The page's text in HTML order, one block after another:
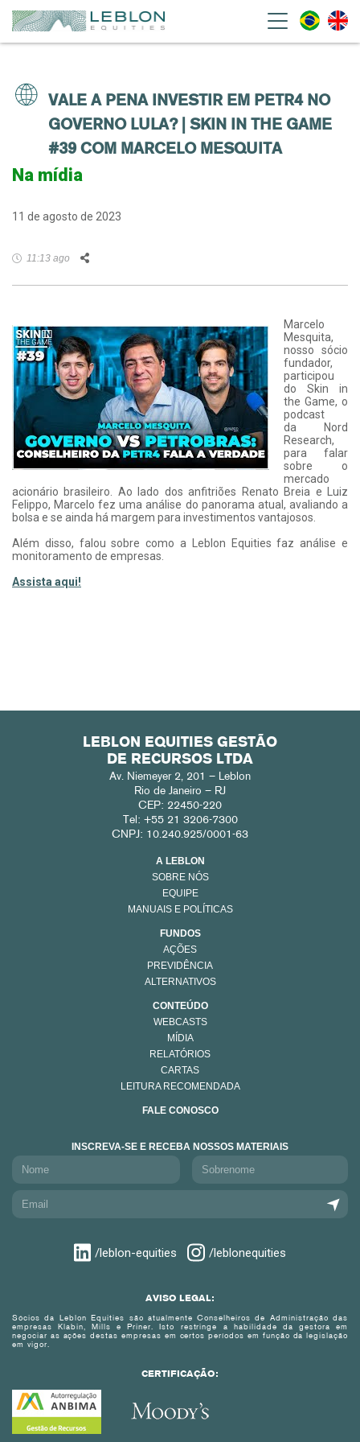
VALE A PENA INVESTIR EM PETR4 NO
GOVERNO LULA? | SKIN IN THE GAME
#39 COM MARCELO MESQUITA
Na mídia
11 de agosto de 2023
11:13 ago
Marcelo
Mesquita,
nosso sócio
fundador,
participou
do Skin in
the Game, o
podcast
da Nord
Research,
para falar
sobre o
mercado
acionário brasileiro. Ao lado dos anfitriões Renato Breia e Luiz
Felippo, Marcelo fez uma análise do panorama atual, avaliando a
bolsa e se ainda há margem para investimentos vantajosos.
Além disso, falou sobre como a Leblon Equities faz análise e
monitoramento de empresas.
Assista aqui!
LEBLON EQUITIES GESTÃO
DE RECURSOS LTDA
Av. Niemeyer 2, 201 – Leblon
Rio de Janeiro – RJ
CEP: 22450-220
Tel: +55 21 3206-7300
CNPJ: 10.240.925/0001-63
A LEBLON
SOBRE NÓS
EQUIPE
MANUAIS E POLÍTICAS
FUNDOS
AÇÕES
PREVIDÊNCIA
ALTERNATIVOS
CONTEÚDO
WEBCASTS
MÍDIA
RELATÓRIOS
CARTAS
LEITURA RECOMENDADA
FALE CONOSCO
INSCREVA-SE E RECEBA NOSSOS MATERIAIS
/leblon-equities /leblonequities
AVISO LEGAL:
Sócios da Leblon Equities são atualmente Conselheiros de Administração das
empresas Klabin, Mills e Priner. Isto restringe a habilidade da gestora em
negociar as ações destas empresas em certos períodos em função da legislação
em vigor.
CERTIFICAÇÃO: